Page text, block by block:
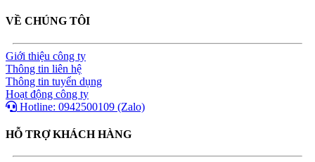
VỀ CHÚNG TÔI
Giới thiệu công ty
Thông tin liên hệ
Thông tin tuyển dụng
Hoạt động công ty
Hotline: 0942500109 (Zalo)
HỖ TRỢ KHÁCH HÀNG